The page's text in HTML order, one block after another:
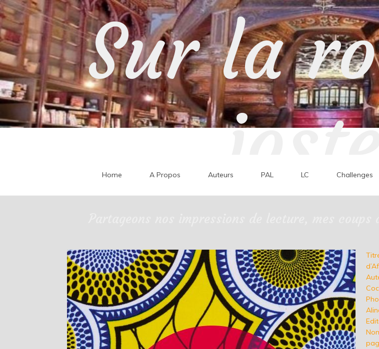
Skip
to
content
Sur la
Home A Propos Auteurs PAL LC Challenges